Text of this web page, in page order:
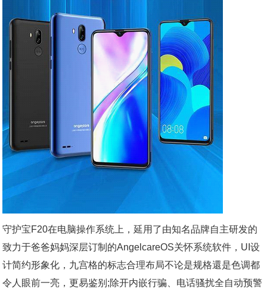
守护宝F20在电脑操作系统上，延用了由知名品牌自主研发的
致力于爸爸妈妈深层订制的AngelcareOS关怀系统软件，UI设
计简约形象化，九宫格的标志合理布局不论是规格還是色调都
令人眼前一亮，更易鉴别;除开内嵌行骗、电话骚扰全自动预警